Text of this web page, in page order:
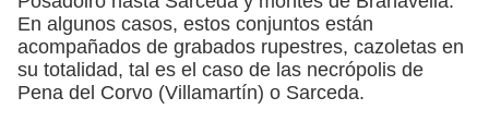
En algunos casos, estos conjuntos están
acompañados de grabados rupestres, cazoletas en
su totalidad, tal es el caso de las necrópolis de
Pena del Corvo (Villamartín) o Sarceda.